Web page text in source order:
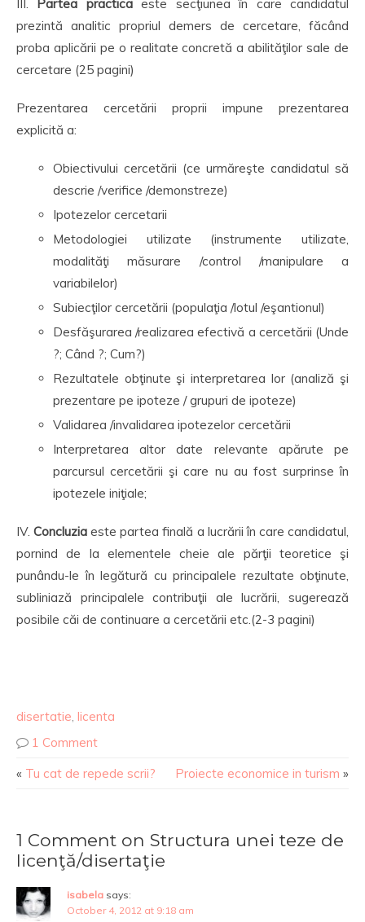
III. Partea practicaeste secţiunea în care candidatul
prezintă analitic propriul demers de cercetare, făcând
proba aplicării pe o realitate concretă a abilităţilor sale de
cercetare (25 pagini)
Prezentarea cercetării proprii impune prezentarea
explicită a:
Obiectivului cercetării (ce urmăreşte candidatul să
descrie /verifice /demonstreze)
Ipotezelor cercetarii
Metodologiei utilizate (instrumente utilizate,
modalităţi măsurare /control /manipulare a
variabilelor)
Subiecţilor cercetării (populaţia /lotul /eşantionul)
Desfăşurarea /realizarea efectivă a cercetării (Unde
?; Când ?; Cum?)
Rezultatele obţinute şi interpretarea lor (analiză şi
prezentare pe ipoteze / grupuri de ipoteze)
Validarea /invalidarea ipotezelor cercetării
Interpretarea altor date relevante apărute pe
parcursul cercetării şi care nu au fost surprinse în
ipotezele iniţiale;
IV.Concluzia este partea finală a lucrării în care candidatul,
pornind de la elementele cheie ale părţii teoretice şi
punându-le în legătură cu principalele rezultate obţinute,
subliniază principalele contribuţii ale lucrării, sugerează
posibile căi de continuare a cercetării etc.(2-3 pagini)
disertatie, licenta
1 Comment
« Tu cat de repede scrii? Proiecte economice in turism »
1 Comment on Structura unei teze de
licenţă/disertaţie
isabela says:
October 4, 2012 at 9:18 am